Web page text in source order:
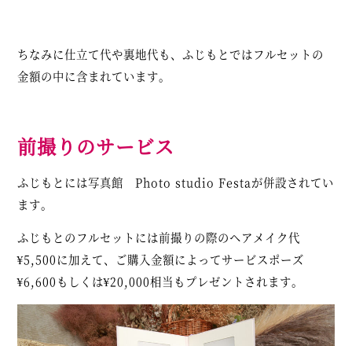
ちなみに仕立て代や裏地代も、ふじもとではフルセットの
金額の中に含まれています。
前撮りのサービス
ふじもとには写真館 Photo studio Festaが併設されてい
ます。
ふじもとのフルセットには前撮りの際のヘアメイク代
¥5,500に加えて、ご購入金額によってサービスポーズ
¥6,600もしくは¥20,000相当もプレゼントされます。